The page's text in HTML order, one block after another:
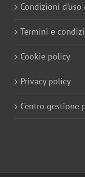
Condizioni
Termini e
Cookie policy
Privacy policy
Centro gestione